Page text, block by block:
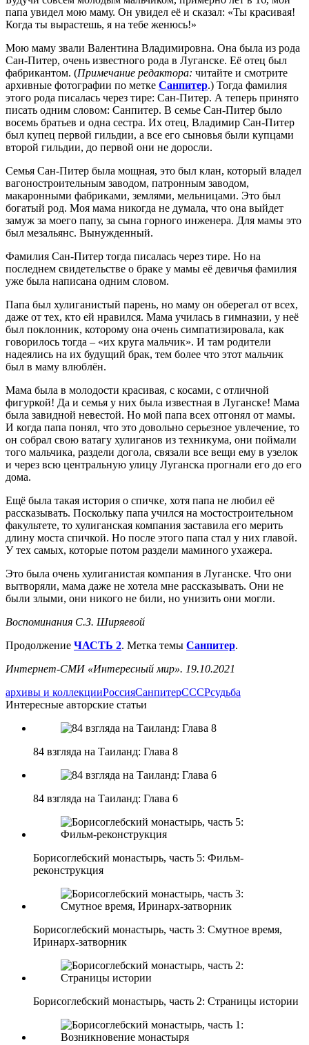
папа увидел мою маму. Он увидел её и сказал: «Ты красивая!
Когда ты вырастешь, я на тебе женюсь!»
Мою маму звали Валентина Владимировна. Она была из рода
Сан-Питер, очень известного рода в Луганске. Её отец был
фабрикантом. (Примечание редактора: читайте и смотрите
архивные фотографии по метке Санпитер.) Тогда фамилия
этого рода писалась через тире: Сан-Питер. А теперь принято
писать одним словом: Санпитер. В семье Сан-Питер было
восемь братьев и одна сестра. Их отец, Владимир Сан-Питер
был купец первой гильдии, а все его сыновья были купцами
второй гильдии, до первой они не доросли.
Семья Сан-Питер была мощная, это был клан, который владел
вагоностроительным заводом, патронным заводом,
макаронными фабриками, землями, мельницами. Это был
богатый род. Моя мама никогда не думала, что она выйдет
замуж за моего папу, за сына горного инженера. Для мамы это
был мезальянс. Вынужденный.
Фамилия Сан-Питер тогда писалась через тире. Но на
последнем свидетельстве о браке у мамы её девичья фамилия
уже была написана одним словом.
Папа был хулиганистый парень, но маму он оберегал от всех,
даже от тех, кто ей нравился. Мама училась в гимназии, у неё
был поклонник, которому она очень симпатизировала, как
говорилось тогда – «их круга мальчик». И там родители
надеялись на их будущий брак, тем более что этот мальчик
был в маму влюблён.
Мама была в молодости красивая, с косами, с отличной
фигуркой! Да и семья у них была известная в Луганске! Мама
была завидной невестой. Но мой папа всех отгонял от мамы.
И когда папа понял, что это довольно серьезное увлечение, то
он собрал свою ватагу хулиганов из техникума, они поймали
того мальчика, раздели догола, связали все вещи ему в узелок
и через всю центральную улицу Луганска прогнали его до его
дома.
Ещё была такая история о спичке, хотя папа не любил её
рассказывать. Поскольку папа учился на мостостроительном
факультете, то хулиганская компания заставила его мерить
длину моста спичкой. Но после этого папа стал у них главой.
У тех самых, которые потом раздели маминого ухажера.
Это была очень хулиганистая компания в Луганске. Что они
вытворяли, мама даже не хотела мне рассказывать. Они не
были злыми, они никого не били, но унизить они могли.
Воспоминания С.З. Ширяевой
Продолжение ЧАСТЬ 2. Метка темы Санпитер.
Интернет-СМИ «Интересный мир». 19.10.2021
архивы и коллекцииРоссияСанпитерСССРсудьба
Интересные авторские статьи
84 взгляда на Таиланд: Глава 8
84 взгляда на Таиланд: Глава 6
Борисоглебский монастырь, часть 5: Фильм-
реконструкция
Борисоглебский монастырь, часть 3: Смутное время,
Иринарх-затворник
Борисоглебский монастырь, часть 2: Страницы истории